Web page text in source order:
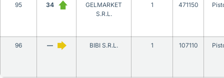
95 34
GELMARKET
S.R.L.
1 471150
96 — BIBI S.R.L. 1 107110